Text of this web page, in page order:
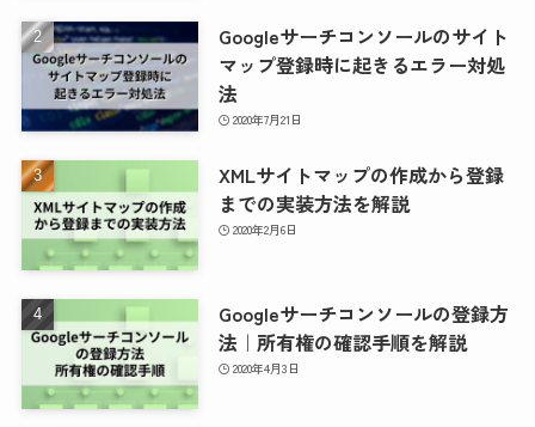
Googleサーチコンソールのサイト
マップ登録時に起きるエラー対処
法
2020年7月21日
XMLサイトマップの作成から登録
までの実装方法を解説
2020年2月6日
Googleサーチコンソールの登録方
法｜所有権の確認手順を解説
2020年4月3日